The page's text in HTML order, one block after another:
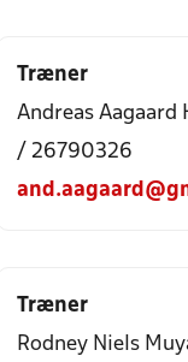
Træner
Andreas Aagaard
/ 26790326
Træner
Rodney Niels